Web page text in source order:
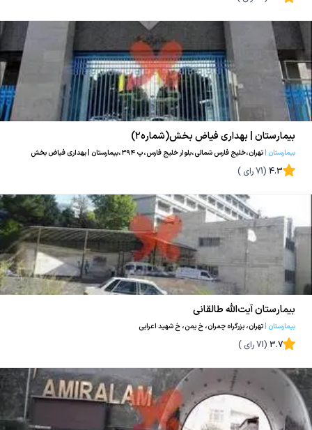
بیمارستان | بهداری فیاض بخش(شماره۲)
بیمارستان |تهران،خلیج فارس شمالی،بلوار خلیج فارس،پ ۳۹۴،بیمارستان | بهداری فیاض بخش
4.3
(
71رای )
بیمارستان آیت‌الله طالقانی
بیمارستان |تهران، بزرگراه چمران، خ یمن، خ شهید اعرابی
3.7
(
71رای )